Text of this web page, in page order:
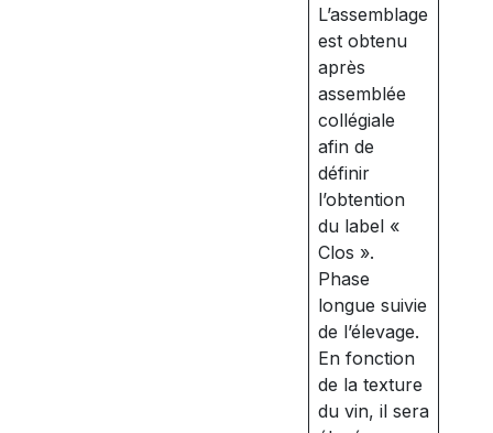
L’assemblage
est obtenu
après
assemblée
collégiale
afin de
définir
l’obtention
du label «
Clos ».
Phase
longue suivie
de l’élevage.
En fonction
de la texture
du vin, il sera